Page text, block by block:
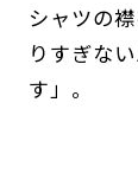
シャツの
りすぎな
す」。